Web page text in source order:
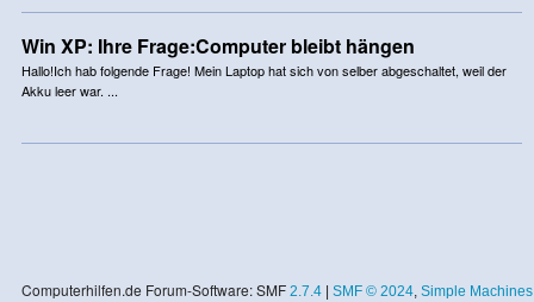
Win XP: Ihre Frage:Computer bleibt hängen
Hallo!Ich hab folgende Frage! Mein Laptop hat sich von selber abgeschaltet, weil der
Akku leer war. ...
Computerhilfen.de Forum-Software: SMF 2.7.4| SMF © 2024, Simple Machines